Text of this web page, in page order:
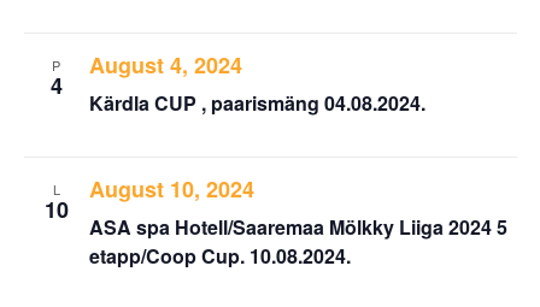
P
4
August 4, 2024
Kärdla CUP , paarismäng 04.08.2024.
L
10
August 10, 2024
ASA spa Hotell/Saaremaa Mölkky Liiga 2024 5
etapp/Coop Cup. 10.08.2024.